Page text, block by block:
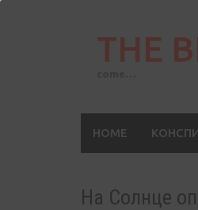
THE
HOME
На Солнце